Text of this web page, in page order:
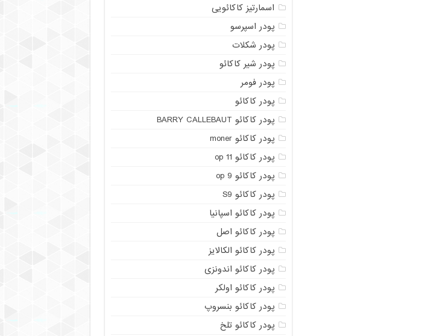
اسمارتیز کاکائویی
پودر اسپرسو
پودر شکلات
پودر شیر کاکائو
پودر فومر
پودر کاکائو
پودر کاکائو BARRY CALLEBAUT
پودر کاکائو moner
پودر کاکائو op 11
پودر کاکائو op 9
پودر کاکائو S9
پودر کاکائو اسپانیا
پودر کاکائو اصل
پودر کاکائو الکالایز
پودر کاکائو اندونزی
پودر کاکائو اولکر
پودر کاکائو بنسروپ
پودر کاکائو تلخ